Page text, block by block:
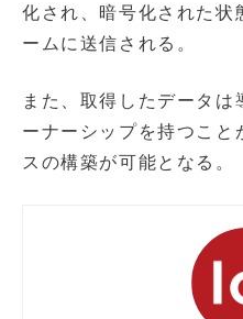
化され、暗号化された状
ームに送信される。
また、取得したデータは
ーナーシップを持つこと
スの構築が可能となる。